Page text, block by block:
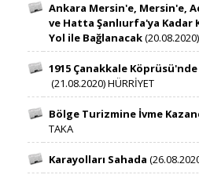
Ankara​ Mersin'e, Mersin'e,
ve Hatta Şanlıurfa'ya
Yol ile Bağlanacak​
1915 Çanakkale
(21.08.2020) HÜRRİYET​​
Bölge Turizmine İvme
TAKA​​​
Karayolları Sahada​